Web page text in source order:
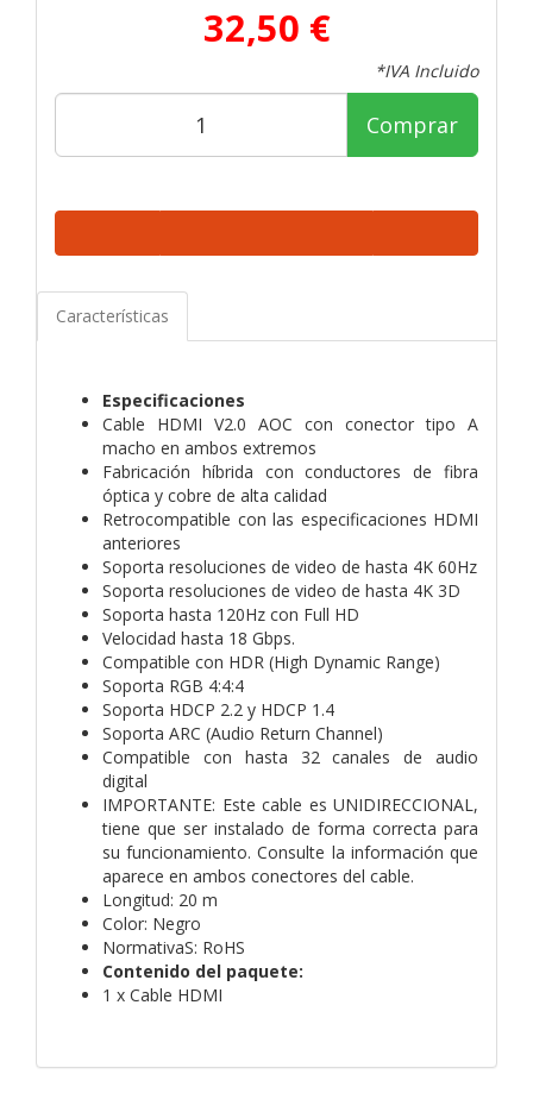
32,50 €
*IVA Incluido
Comprar
Características
Especificaciones
Cable HDMI V2.0 AOC con conector tipo A
macho en ambos extremos
Fabricación híbrida con conductores de fibra
óptica y cobre de alta calidad
Retrocompatible con las especificaciones HDMI
anteriores
Soporta resoluciones de video de hasta 4K 60Hz
Soporta resoluciones de video de hasta 4K 3D
Soporta hasta 120Hz con Full HD
Velocidad hasta 18 Gbps.
Compatible con HDR (High Dynamic Range)
Soporta RGB 4:4:4
Soporta HDCP 2.2 y HDCP 1.4
Soporta ARC (Audio Return Channel)
Compatible con hasta 32 canales de audio
digital
IMPORTANTE: Este cable es UNIDIRECCIONAL,
tiene que ser instalado de forma correcta para
su funcionamiento. Consulte la información que
aparece en ambos conectores del cable.
Longitud: 20 m
Color: Negro
NormativaS: RoHS
Contenido del paquete:
1 x Cable HDMI